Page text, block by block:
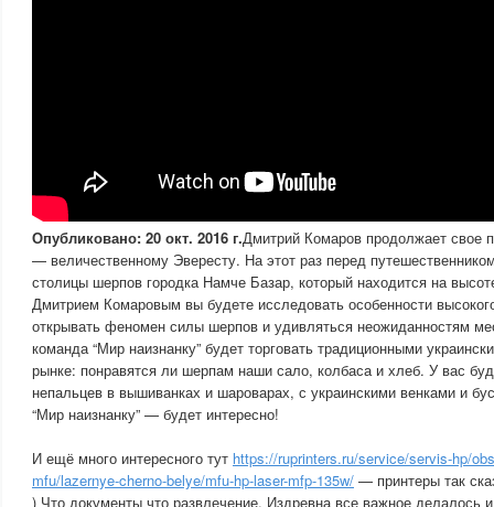
Опубликовано: 20 окт. 2016 г.Дмитрий Комаров продолжает свое
— величественному Эвересту. На этот раз перед
столицы шерпов городка Намче Базар, который находится на
Дмитрием Комаровым вы будете исследовать особенности
открывать феномен силы шерпов и удивляться неожиданностям
команда “Мир наизнанку” будет торговать традиционными
рынке: понравятся ли шерпам наши сало, колбаса и хлеб. У вас
непальцев в вышиванках и шароварах, с украинскими венками и
“Мир наизнанку” — будет интересно!
И ещё много интересного тут https://ruprinters.ru/service/servis-hp/
mfu/lazernye-cherno-belye/mfu-hp-laser-mfp-135w/ — принтеры так
) Что документы что развлечение. Издревна все важное делалось